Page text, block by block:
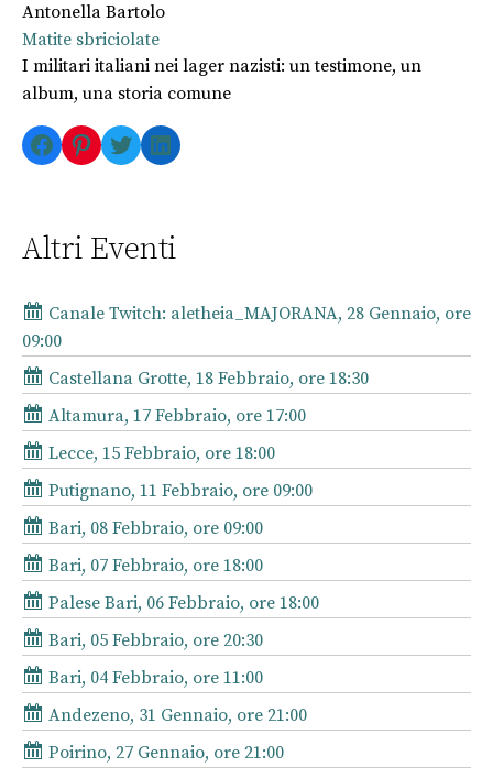
Antonella Bartolo
Matite sbriciolate
I militari italiani nei lager nazisti: un testimone, un
album, una storia comune
Facebook
Pinterest
TwitterLinkedIn
Altri Eventi
Canale Twitch: aletheia_MAJORANA, 28 Gennaio, ore
09:00
Castellana Grotte, 18 Febbraio, ore 18:30
Altamura, 17 Febbraio, ore 17:00
Lecce, 15 Febbraio, ore 18:00
Putignano, 11 Febbraio, ore 09:00
Bari, 08 Febbraio, ore 09:00
Bari, 07 Febbraio, ore 18:00
Palese Bari, 06 Febbraio, ore 18:00
Bari, 05 Febbraio, ore 20:30
Bari, 04 Febbraio, ore 11:00
Andezeno, 31 Gennaio, ore 21:00
Poirino, 27 Gennaio, ore 21:00